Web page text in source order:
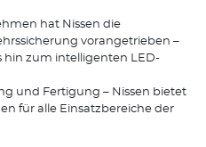
hat Nissen die
vorangetrieben –
hin zum intelligenten LED-
und Fertigung – Nissen bietet
für alle Einsatzbereiche der